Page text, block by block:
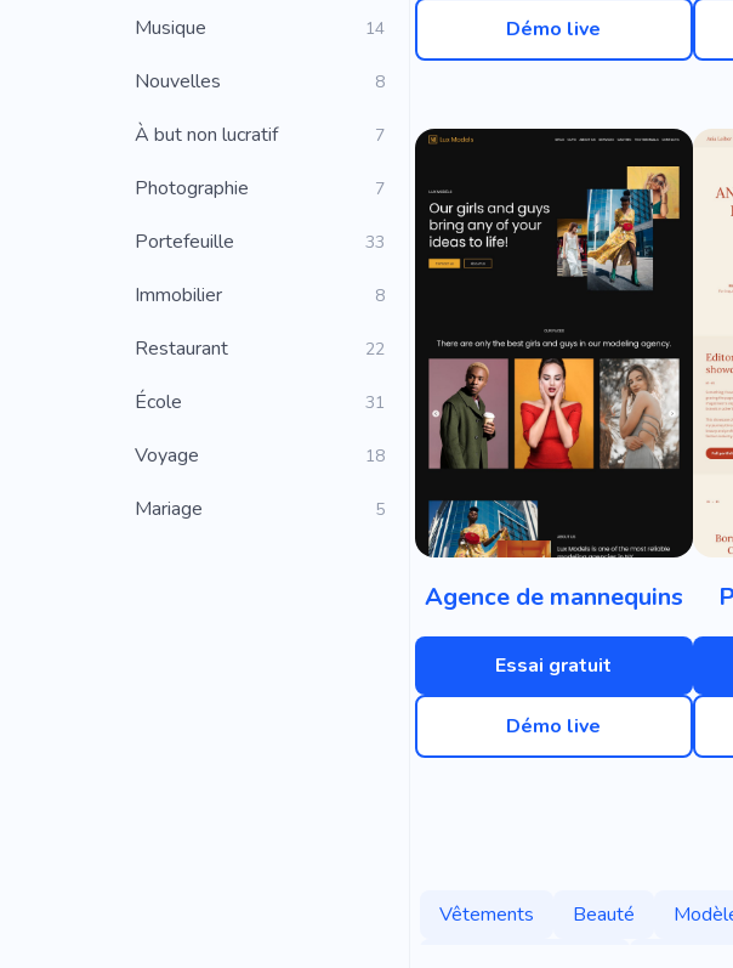
Musique 14
Nouvelles 8
À but non lucratif 7
Photographie 7
Portefeuille 33
Immobilier 8
Restaurant 22
École 31
Voyage 18
Mariage 5
Démo live
Agence de mannequins
Essai gratuit
Démo live
Vêtements Beauté